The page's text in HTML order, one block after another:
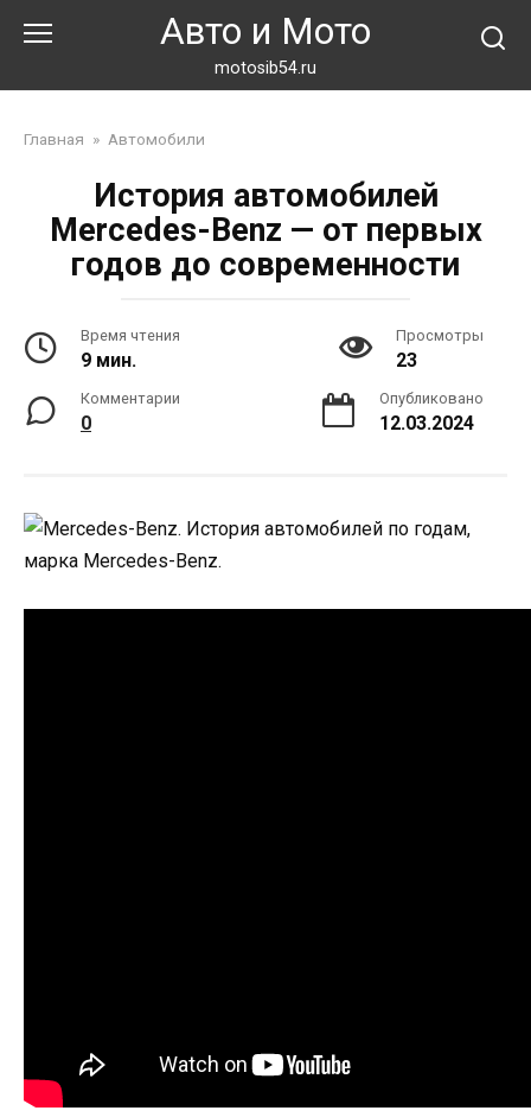
Авто и Мото
motosib54.ru
Главная » Автомобили
История автомобилей
Mercedes-Benz — от первых
годов до современности
Время чтения
9 мин.
Просмотры
23
Комментарии
0
Опубликовано
12.03.2024